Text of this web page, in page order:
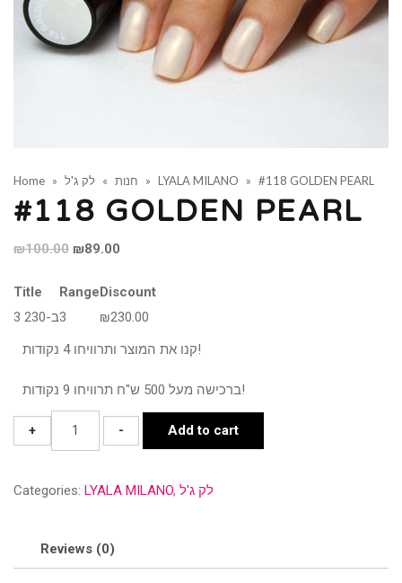
Home » חנות » לק ג'ל » LYALA MILANO » #118 GOLDEN PEARL
#118 GOLDEN PEARL
₪100.00 Original
was:
₪100.00.
₪89.00
is:
₪89.00.
Title RangeDiscount
3 ב-2303 ₪230.00
קנו את המוצר ותרוויחו 4 נקודות!
ברכישה מעל 500 ש"ח תרוויחו 9 נקודות!
+
#118
GOLDEN
quantity
- Add to cart
Categories: LYALA MILANO, לק ג'ל
Reviews (0)